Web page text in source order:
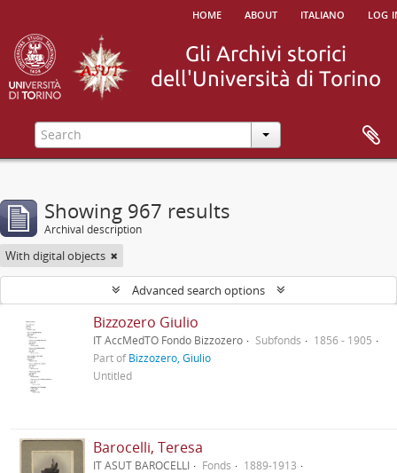
home about italiano log
Showing 967 results
Archival description
With digital objects
Advanced search options
Bizzozero Giulio
IT AccMedTO Fondo Bizzozero Subfonds
1856 - 1905
Part ofBizzozero, Giulio
Untitled
Barocelli, Teresa
IT ASUT BAROCELLI Fonds
1889-1913